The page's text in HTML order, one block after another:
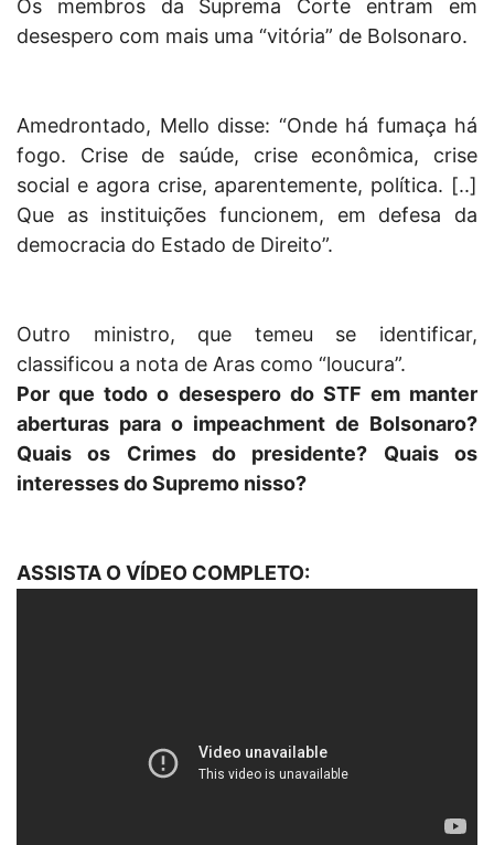
Os membros da Suprema Corte entram em
desespero com mais uma “vitória” de Bolsonaro.
Amedrontado, Mello disse: “Onde há fumaça há
fogo. Crise de saúde, crise econômica, crise
social e agora crise, aparentemente, política. [..]
Que as instituições funcionem, em defesa da
democracia do Estado de Direito”.
Outro ministro, que temeu se identificar,
classificou a nota de Aras como “loucura”.
Por que todo o desespero do STF em manter
aberturas para o impeachment de Bolsonaro?
Quais os Crimes do presidente? Quais os
interesses do Supremo nisso?
ASSISTA O VÍDEO COMPLETO: